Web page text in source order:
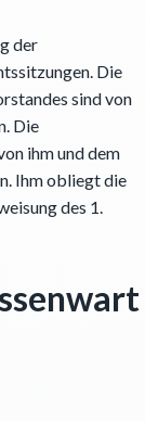
der
Die
sind von
Die
ihm und dem
Ihm obliegt die
des 1.